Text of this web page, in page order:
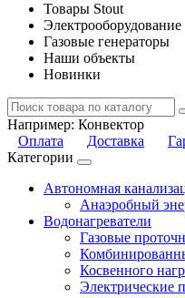
Товары Stout
Электрооборудование
Газовые генераторы
Наши объекты
Новинки
Например: Конвектор
Оплата
Доставка
Категории
Автономная
Анаэробный
Водонагреватели
Газовые
Косвенного
Электрические